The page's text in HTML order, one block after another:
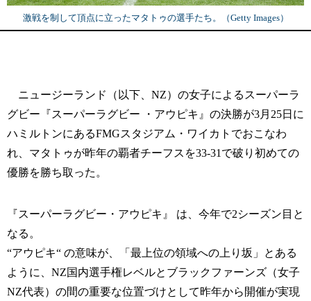
激戦を制して頂点に立ったマタトゥの選手たち。（Getty Images）
ニュージーランド（以下、NZ）の女子によるスーパーラ
グビー『スーパーラグビー ・アウピキ』の決勝が3月25日に
ハミルトンにあるFMGスタジアム・ワイカトでおこなわ
れ、マタトゥが昨年の覇者チーフスを33-31で破り初めての
優勝を勝ち取った。
『スーパーラグビー・アウピキ』 は、今年で2シーズン目と
なる。
“アウピキ“ の意味が、「最上位の領域への上り坂」とある
ように、NZ国内選手権レベルとブラックファーンズ（女子
NZ代表）の間の重要な位置づけとして昨年から開催が実現